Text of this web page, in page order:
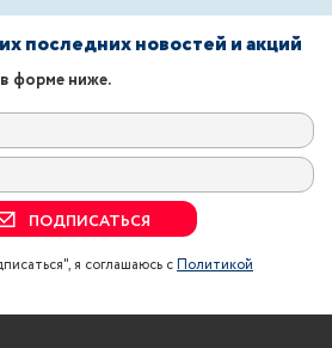
последних новостей и акций
форме ниже.
ПОДПИСАТЬСЯ
я соглашаюсь сПолитикой